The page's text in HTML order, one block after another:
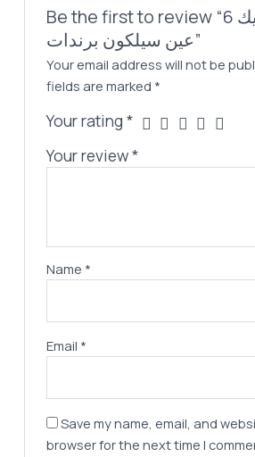
Be the first to review “قالب كب كيك 6
عين سيلكون برندات”
Your email address will not be
fields are marked *
Your rating*
Your review*
Name *
Email *
Save my name, email, and
browser for the next time I